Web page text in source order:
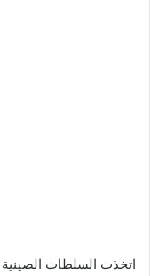
اتخذت السلطات الصينية